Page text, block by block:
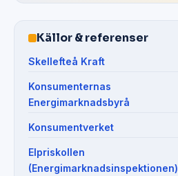
Källor & referenser
Skellefteå Kraft
Konsumenternas
Energimarknadsbyrå
Konsumentverket
Elpriskollen
(Energimarknadsinspektionen)